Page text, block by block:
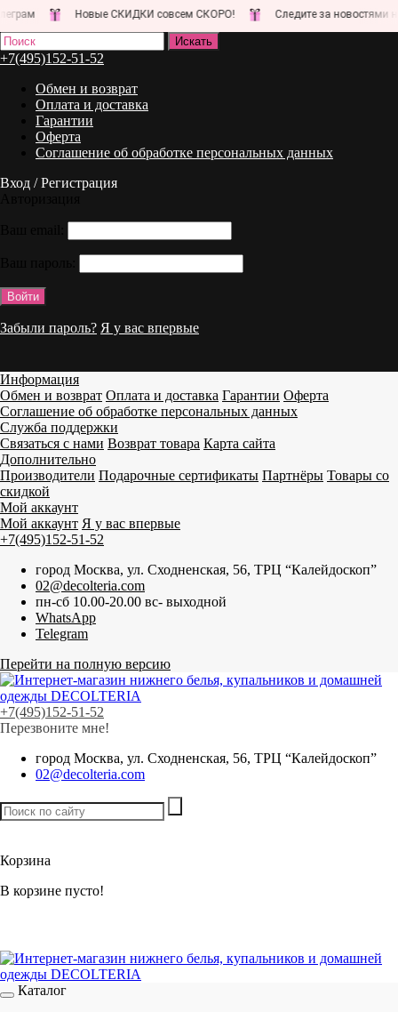
Новые СКИДКИ совсем СКОРО! Следите за новостями на нашем
+7(495)152-51-52
Обмен и возврат
Оплата и доставка
Гарантии
Оферта
Соглашение об обработке персональных данных
Вход / Регистрация
Забыли пароль? Я у вас впервые
Информация
Обмен и возврат Оплата и доставка Гарантии Оферта
Соглашение об обработке персональных данных
Служба поддержки
Связаться с нами Возврат товара Карта сайта
Дополнительно
Производители Подарочные сертификаты Партнёры Товары со
скидкой
Мой аккаунт
Мой аккаунт Я у вас впервые
+7(495)152-51-52
город Москва, ул. Сходненская, 56, ТРЦ “Калейдоскоп”
02@decolteria.com
пн-сб 10.00-20.00 вс- выходной
WhatsApp
Telegram
Перейти на полную версию
+7(495)152-51-52
Перезвоните мне!
город Москва, ул. Сходненская, 56, ТРЦ “Калейдоскоп”
02@decolteria.com
Корзина
В корзине пусто!
Каталог